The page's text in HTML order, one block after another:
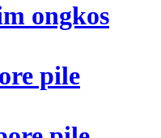
ongkos
pile